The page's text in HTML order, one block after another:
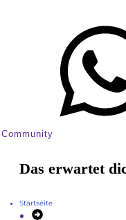
Community
Das erwartet
Startseite